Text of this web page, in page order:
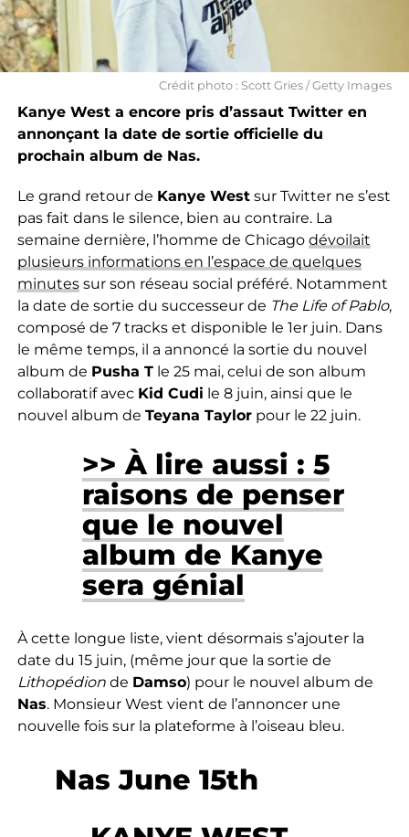
Crédit photo : Scott Gries / Getty Images
Kanye West a encore pris d’assaut Twitter en
annonçant la date de sortie officielle du
prochain album de Nas.
Le grand retour de Kanye Westsur Twitter ne s’est
pas fait dans le silence, bien au contraire. La
semaine dernière, l’homme de Chicago dévoilait
plusieurs informations en l’espace de quelques
minutessur son réseau social préféré. Notamment
la date de sortie du successeur de The Life of Pablo,
composé de 7 tracks et disponible le 1er juin. Dans
le même temps, il a annoncé la sortie du nouvel
album de Pusha Tle 25 mai, celui de son album
collaboratif avec Kid Cudi le 8 juin, ainsi que le
nouvel album de Teyana Taylorpour le 22 juin.
>> À lire aussi : 5
raisons de penser
que le nouvel
album de Kanye
sera génial
À cette longue liste, vient désormais s’ajouter la
date du 15 juin, (même jour que la sortie de
Lithopédionde Damso) pour le nouvel album de
Nas. Monsieur West vient de l’annoncer une
nouvelle fois sur la plateforme à l’oiseau bleu.
Nas June 15th